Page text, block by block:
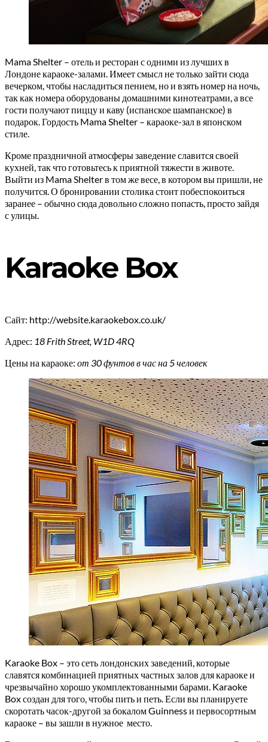
Mama Shelter – отель и ресторан с одними из лучших в
Лондоне караоке-залами. Имеет смысл не только зайти сюда
вечерком, чтобы насладиться пением, но и взять номер на ночь,
так как номера оборудованы домашними кинотеатрами, а все
гости получают пиццу и каву (испанское шампанское) в
подарок. Гордость Mama Shelter – караоке-зал в японском
стиле.
Кроме праздничной атмосферы заведение славится своей
кухней, так что готовьтесь к приятной тяжести в животе.
Выйти из Mama Shelter в том же весе, в котором вы пришли, не
получится. О бронировании столика стоит побеспокоиться
заранее – обычно сюда довольно сложно попасть, просто зайдя
с улицы.
Karaoke Box
Сайт: http://website.karaokebox.co.uk/
Адрес: 18 Frith Street, W1D 4RQ
Цены на караоке: от 30 фунтов в час на 5 человек
Karaoke Box – это сеть лондонских заведений, которые
славятся комбинацией приятных частных залов для караоке и
чрезвычайно хорошо укомплектованными барами. Karaoke
Box создан для того, чтобы пить и петь. Если вы планируете
скоротать часок-другой за бокалом Guinness и первосортным
караоке – вы зашли в нужное место.